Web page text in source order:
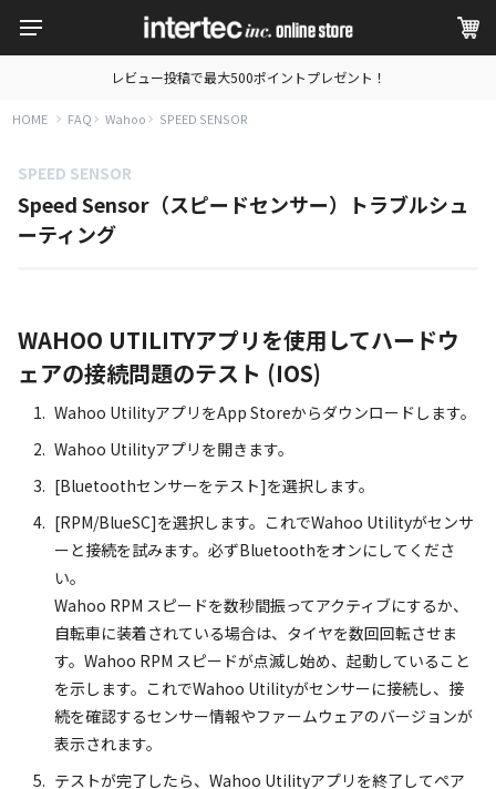
レビュー投稿で最大500ポイントプレゼント！
HOME FAQ Wahoo SPEED SENSOR
SPEED SENSOR
Speed Sensor（スピードセンサー）トラブルシュ
ーティング
WAHOO UTILITYアプリを使用してハードウ
ェアの接続問題のテスト (IOS)
Wahoo UtilityアプリをApp Storeからダウンロードします。
Wahoo Utilityアプリを開きます。
[Bluetoothセンサーをテスト]を選択します。
[RPM/BlueSC]を選択します。これでWahoo Utilityがセンサ
ーと接続を試みます。必ずBluetoothをオンにしてくださ
い。
Wahoo RPM スピードを数秒間振ってアクティブにするか、
自転車に装着されている場合は、タイヤを数回回転させま
す。Wahoo RPM スピードが点滅し始め、起動していること
を示します。これでWahoo Utilityがセンサーに接続し、接
続を確認するセンサー情報やファームウェアのバージョンが
表示されます。
テストが完了したら、Wahoo Utilityアプリを終了してペア